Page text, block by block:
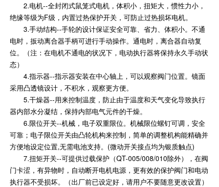
2.电机--全封闭式鼠笼式电机，体积小，扭矩大，惯性力小，
绝缘等级为F级，内置过热保护开关，可防止过热损坏电机。
3.手动结构--手轮的设计保证安全可靠、省力、体积小。不通
电时，扳动离合器手柄可进行手动操作。通电时，离合器自动复
位。（注：在电机不通电的状况下，电动执行器将保持永久手动状
态）
4.指示器--指示器安装在中心轴上，可以观察阀门位置。镜面
采用凸透镜设计，不积水，观察更方便。
5.干燥器--用来控制温度，防止由于温度和天气变化导致执行
器内部水分凝结，保持内部电气元件的干燥。
6.限位开关--机械，电子双重限位。机械限位螺钉可调，安全
可靠；电子限位开关由凸轮机构来控制，简单的调整机构能精确并
方便地设定位置,无需电池支持。(微动开关接点均为银质触点)
7.扭矩开关--可提供过载保护（QT-005/008/010除外），在阀
门卡涩，有异物时，自动断开电机电源，更有效的保护阀门和电动
执行器不受损坏。（出厂前已设定好，请用户不要随意更改设置）